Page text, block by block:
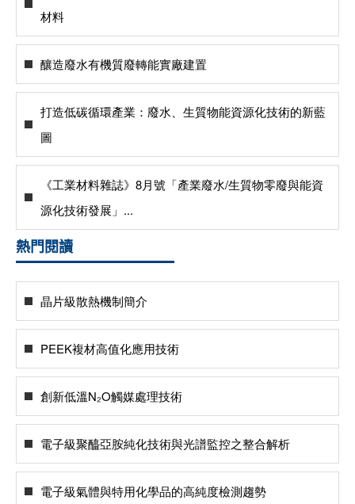
材料
釀造廢水有機質廢轉能實廠建置
打造低碳循環產業：廢水、生質物能資源化技術的新藍
圖
《工業材料雜誌》8月號「產業廢水/生質物零廢與能資
源化技術發展」...
熱門閱讀
晶片級散熱機制簡介
PEEK複材高值化應用技術
創新低溫N₂O觸媒處理技術
電子級聚醯亞胺純化技術與光譜監控之整合解析
電子級氣體與特用化學品的高純度檢測趨勢